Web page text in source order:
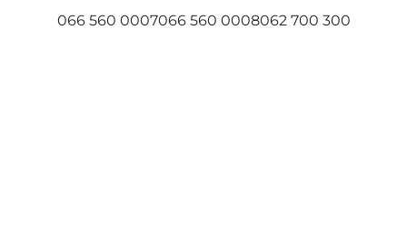
066 560 0007066 560 0008062 700 300